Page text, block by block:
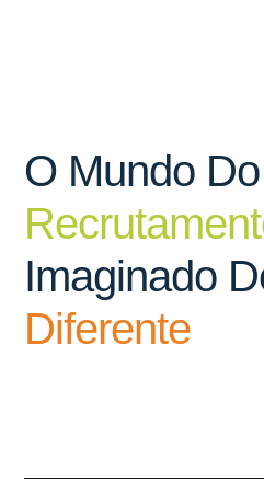
O Mundo Do
Imaginado
Diferente